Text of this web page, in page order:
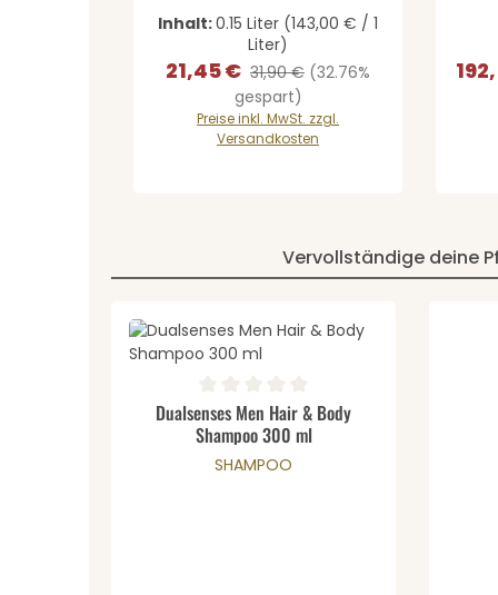
Inhalt:0.15 Liter (143,00 € / 1
Liter)
Verkaufspreis:
21,45 € Regulärer Preis:
31,90 € (32.76%
gespart)
Preise inkl. MwSt. zzgl.
Versandkosten
Vervollständige deine
Produkt Anzahl: Gib den
Durchschnittliche Bewertung von 0 von 5
Dualsenses Men Hair & Body
Shampoo 300 ml
SHAMPOO